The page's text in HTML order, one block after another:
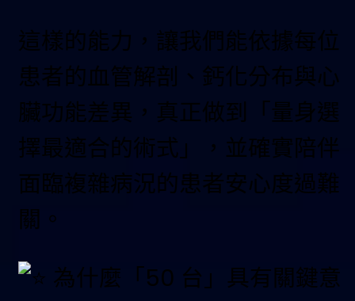
這樣的能力，讓我們能依據每位
患者的血管解剖、鈣化分布與心
臟功能差異，真正做到「量身選
擇最適合的術式」，並確實陪伴
面臨複雜病況的患者安心度過難
關。
為什麼「50 台」具有關鍵意